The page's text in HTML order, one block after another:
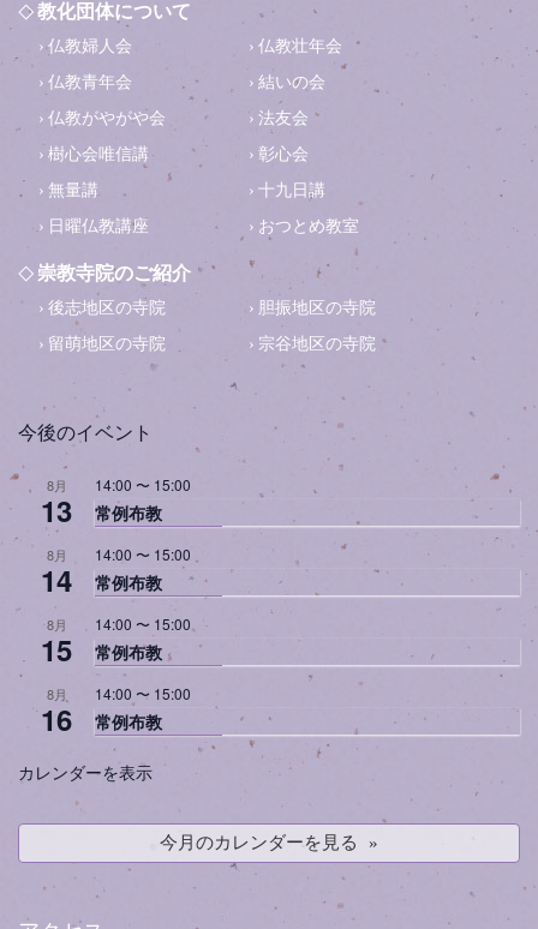
教化団体について
仏教婦人会
仏教壮年会
仏教青年会
結いの会
仏教がやがや会
法友会
樹心会唯信講
彰心会
無量講
十九日講
日曜仏教講座
おつとめ教室
崇教寺院のご紹介
後志地区の寺院
胆振地区の寺院
留萌地区の寺院
宗谷地区の寺院
今後のイベント
8月
13
14:00 〜 15:00
常例布教
8月
14
14:00 〜 15:00
常例布教
8月
15
14:00 〜 15:00
常例布教
8月
16
14:00 〜 15:00
常例布教
カレンダーを表示
今月のカレンダーを見る